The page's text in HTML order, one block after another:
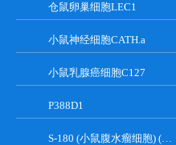
仓鼠卵巢细胞LEC1
小鼠神经细胞CATH.a
小鼠乳腺癌细胞C127
P388D1
S-180 (小鼠腹水瘤细胞) (种属鉴定正确)